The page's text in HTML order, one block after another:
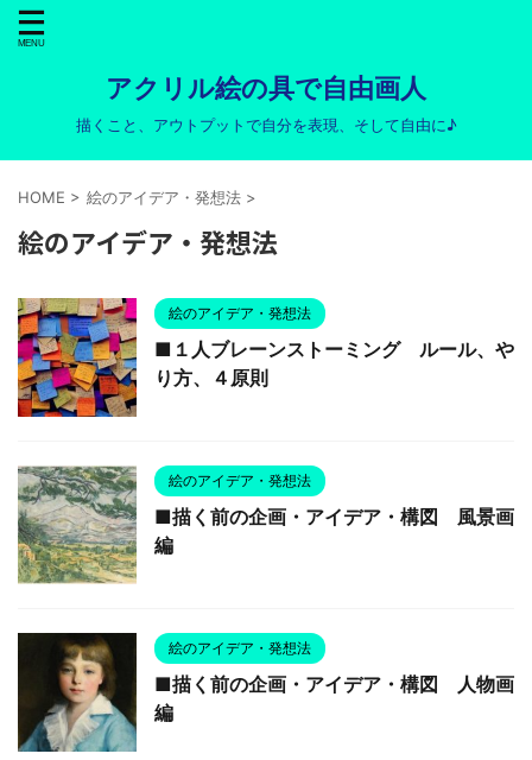
アクリル絵の具で自由画人
描くこと、アウトプットで自分を表現、そして自由に♪
HOME > 絵のアイデア・発想法 >
絵のアイデア・発想法
絵のアイデア・発想法
■１人ブレーンストーミング ルール、や
り方、４原則
絵のアイデア・発想法
■描く前の企画・アイデア・構図 風景画
編
絵のアイデア・発想法
■描く前の企画・アイデア・構図 人物画
編